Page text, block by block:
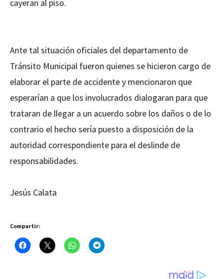
cayeran al piso.
Ante tal situación oficiales del departamento de
Tránsito Municipal fueron quienes se hicieron cargo de
elaborar el parte de accidente y mencionaron que
esperarían a que los involucrados dialogaran para que
trataran de llegar a un acuerdo sobre los daños o de lo
contrario el hecho sería puesto a disposición de la
autoridad correspondiente para el deslinde de
responsabilidades.
Jesús Calata
Compartir: